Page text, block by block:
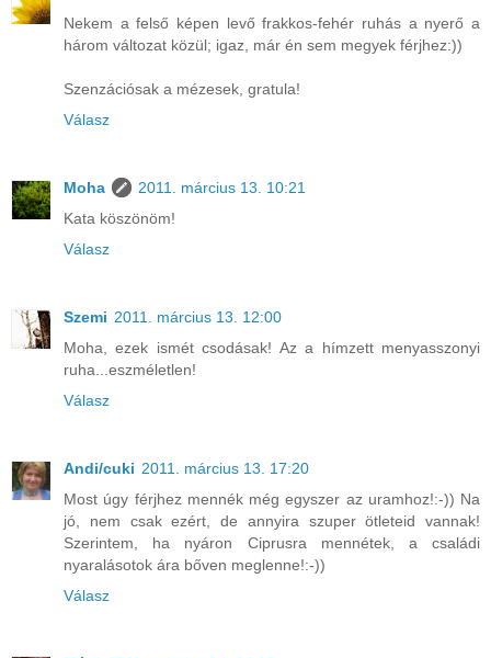
Nekem a felső képen levő frakkos-fehér ruhás a nyerő a
három változat közül; igaz, már én sem megyek férjhez:))
Szenzációsak a mézesek, gratula!
Válasz
Moha
2011. március 13. 10:21
Kata köszönöm!
Válasz
Szemi 2011. március 13. 12:00
Moha, ezek ismét csodásak! Az a hímzett menyasszonyi
ruha...eszméletlen!
Válasz
Andi/cuki 2011. március 13. 17:20
Most úgy férjhez mennék még egyszer az uramhoz!:-)) Na
jó, nem csak ezért, de annyira szuper ötleteid vannak!
Szerintem, ha nyáron Ciprusra mennétek, a családi
nyaralásotok ára bőven meglenne!:-))
Válasz